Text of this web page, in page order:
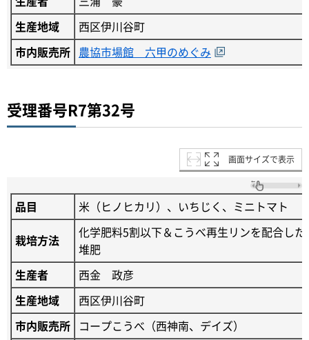
生産地域
西区伊川谷町
市内販売所 農協市場館 六甲のめぐみ
受理番号R7第32号
画面サイズで表示
品目 米（ヒノヒカリ）、いちじく、ミニトマト
栽培方法
化学肥料5割以下＆こうべ再生リンを配合し
堆肥
生産者
西金 政彦
生産地域
西区伊川谷町
市内販売所 コープこうべ（西神南、デイズ）